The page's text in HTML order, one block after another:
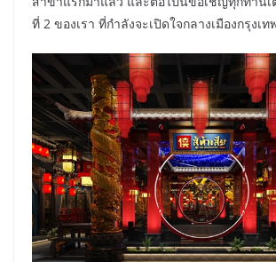
ที่ 2 ของเรา ที่กำลังจะเปิดใจกลางเมืองกรุงเ